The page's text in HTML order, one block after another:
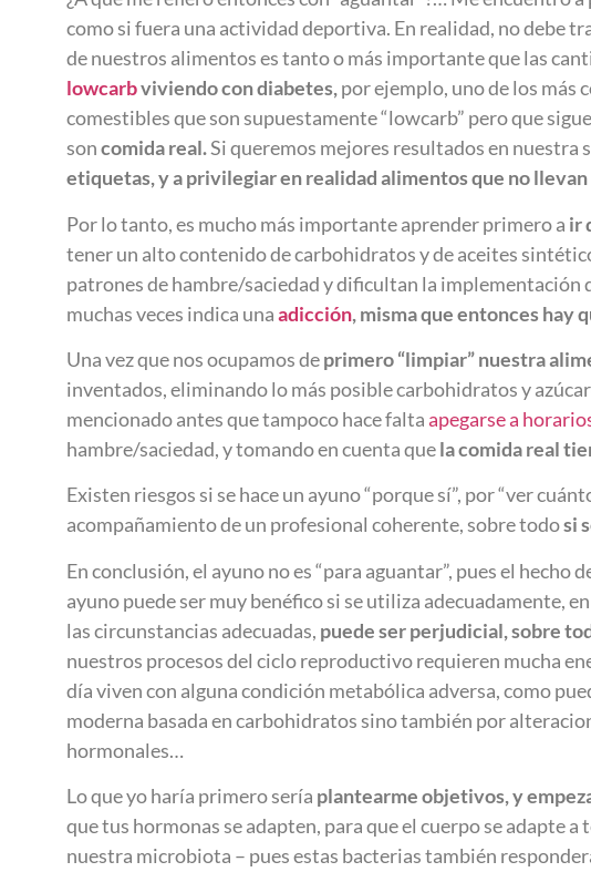
como si fuera una actividad deportiva. En realidad, no debe
de nuestros alimentos es tanto o más importante que las
lowcarbviviendo con diabetes, por ejemplo, uno de los más
comestibles que son supuestamente “lowcarb” pero que
soncomida real.Si queremos mejores resultados en nuestra
etiquetas, y a privilegiar en realidad alimentos que no
Por lo tanto, es mucho más importante aprender primero a ir
tener un alto contenido de carbohidratos y de aceites
patrones de hambre/saciedad y dificultan la
muchas veces indica unaadicción, misma que entonces hay
Una vez que nos ocupamos deprimero “limpiar” nuestra
inventados, eliminando lo más posible carbohidratos y
mencionado antes que tampoco hace faltaapegarse a
hambre/saciedad, y tomando en cuenta quela comida real
Existen riesgos si se hace un ayuno “porque sí”, por “ver
acompañamiento de un profesional coherente, sobre todosi
En conclusión, el ayuno no es “para aguantar”, pues el
ayuno puede ser muy benéfico si se utiliza adecuadamente,
las circunstancias adecuadas, puede ser perjudicial, sobre
nuestros procesos del ciclo reproductivo requieren mucha
día viven con alguna condición metabólica adversa, como
moderna basada en carbohidratos sino también por
hormonales…
Lo que yo haría primero sería plantearme objetivos, y
que tus hormonas se adapten, para que el cuerpo se adapte
nuestra microbiota – pues estas bacterias también